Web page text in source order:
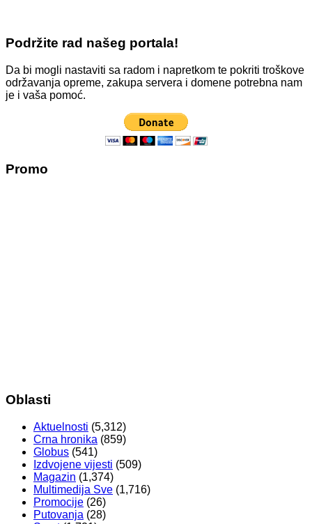
Podržite rad našeg portala!
Da bi mogli nastaviti sa radom i napretkom te pokriti troškove
održavanja opreme, zakupa servera i domene potrebna nam
je i vaša pomoć.
Promo
Oblasti
Aktuelnosti (5,312)
Crna hronika (859)
Globus (541)
Izdvojene vijesti (509)
Magazin (1,374)
Multimedija Sve (1,716)
Promocije (26)
Putovanja (28)